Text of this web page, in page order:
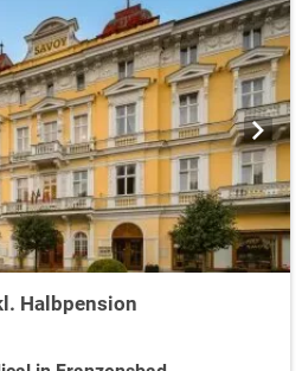
Halbpension